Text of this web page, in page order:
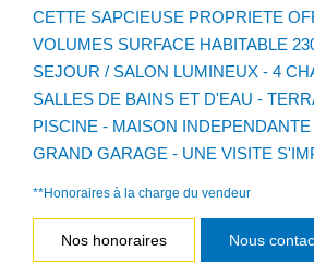
CETTE SAPCIEUSE PROPRIETE
VOLUMES SURFACE HABITABLE
SEJOUR / SALON LUMINEUX - 4
SALLES DE BAINS ET D'EAU -
PISCINE - MAISON INDEPENDANTE
GRAND GARAGE - UNE VISITE
**Honoraires à la charge du vendeur
Nos honoraires Nous